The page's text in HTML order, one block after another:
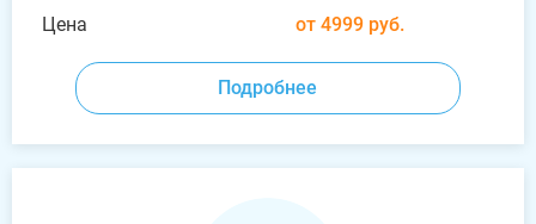
Цена
от 4999 руб.
Подробнее